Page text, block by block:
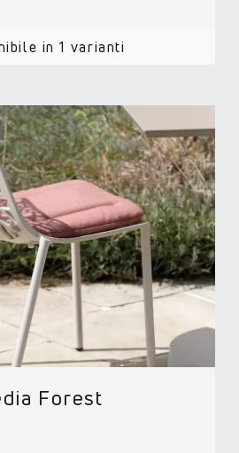
in 1 varianti
Forest